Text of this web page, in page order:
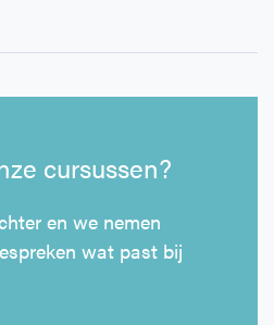
cursussen?
en we nemen
wat past bij